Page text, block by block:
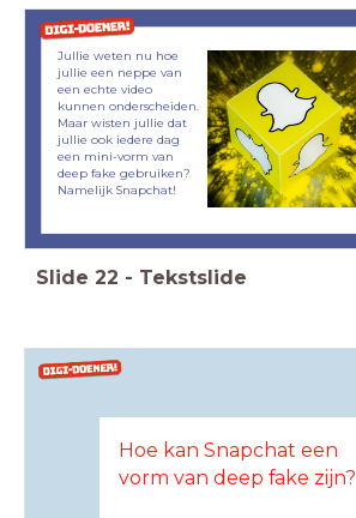
Jullie weten nu hoe
jullie een neppe van
een echte video
kunnen onderscheiden.
Maar wisten jullie dat
jullie ook iedere dag
een mini-vorm van
deep fake gebruiken?
Namelijk Snapchat!
Slide 22 - Tekstslide
Hoe kan Snapchat een
vorm van deep fake zijn?